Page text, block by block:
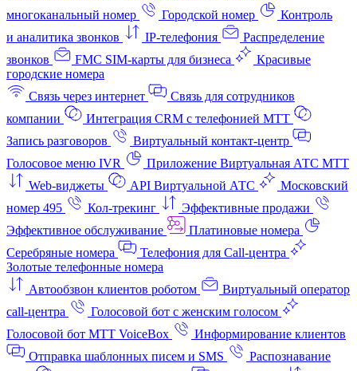
многоканальный номер
Городской номер
Контроль
и аналитика звонков
IP-телефония
Распределение
звонков
FMC SIM-карты для бизнеса
Красивые
городские номера
Связь через интернет
Связь для сотрудников
компании
Интеграция CRM с телефонией МТТ
Запись разговоров
Виртуальный контакт‑центр
Голосовое меню IVR
Приложение Виртуальная АТС МТТ
Web-виджеты
API Виртуальной АТС
Московский
номер 495
Кол-трекинг
Эффективные продажи
Эффективное обслуживание
Платиновые номера
Серебряные номера
Телефония для Call-центра
Золотые телефонные номера
Автообзвон клиентов роботом
Виртуальный оператор
call-центра
Голосовой бот с женским голосом
Голосовой бот МТТ VoiceBox
Информирование клиентов
Отправка шаблонных писем и SMS
Распознавание